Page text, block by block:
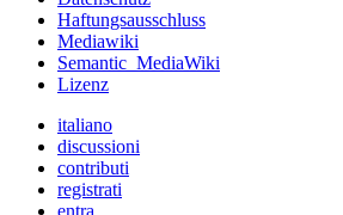
Haftungsausschluss
Mediawiki
Semantic_MediaWiki
Lizenz
italiano
discussioni
contributi
registrati
entra